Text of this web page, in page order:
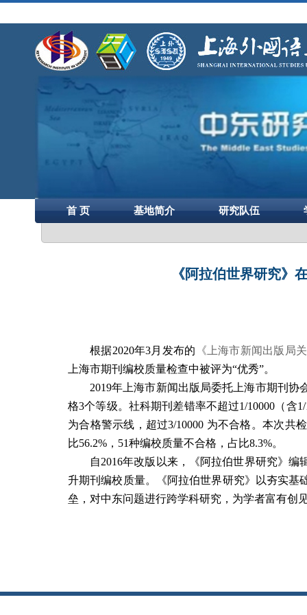
首 页 基地简介 研究队伍
《阿拉伯世界研究》
根据2020年3月发布的 《上海市新闻出版局
上海市期刊编校质量检查中被评为“优秀”。
2019年上海市新闻出版局委托上海市期刊协
格3个等级。社科期刊差错率不超过1/10000 （含
为合格警示线，超过3/10000 为不合格。本次共
比56.2% ， 51种编校质量不合格，占比8.3%。
自2016年改版以来，《阿拉伯世界研究》编
升期刊编校质量。《阿拉伯世界研究》以夯实
垒，对中东问题进行跨学科研究，为学者富有创